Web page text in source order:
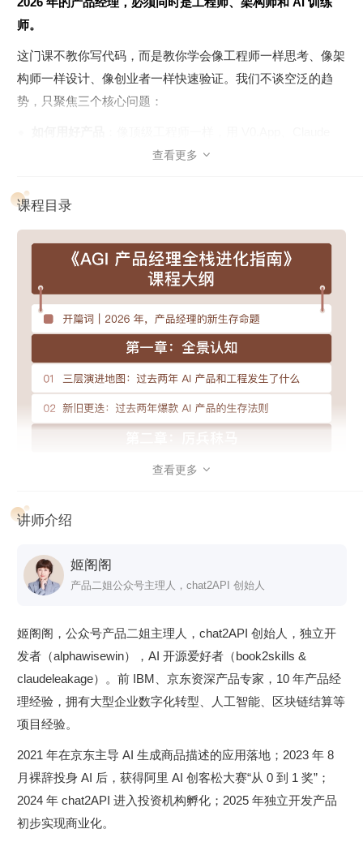
师。
这门课不教你写代码，而是教你学会像工程师一样思考、像架
构师一样设计、像创业者一样快速验证。我们不谈空泛的趋
势，只聚焦三个核心问题：
Code 等工具，把脑海中的想法变成可演示、可部署的
如何构建真正的 AI Agent 产品
Agent Loop、分层记忆、多 Agent 协同是如何运作的？我
们将从中提炼底层设计模式，并迁移到自己的产品中。
产品商业化
：在 AI SEO（GEO）成为主流的时代，让你的
产品被看见、卖出去。
为什么现在学？
过去两年，我们见证了太多爆款 AI 产品的“生死轮回”。有的
靠营销昙花一现，有的因为工程底座不稳而崩塌，更多的是在
多 Agent 协同的浪潮中被淘汰。
查看更多 
课程目录
查看更多 
讲师介绍
姬阁阁
产品二姐公众号主理人，chat2API 创始人
姬阁阁，公众号产品二姐主理人，chat2API 创始人，独立开
发者（alphawisewin），AI 开源爱好者（book2skills &
claudeleakage）。前 IBM、京东资深产品专家，10 年产品经
理经验，拥有大型企业数字化转型、人工智能、区块链结算等
项目经验。
2021 年在京东主导 AI 生成商品描述的应用落地；2023 年 8
月裸辞投身 AI 后，获得阿里 AI 创客松大赛“从 0 到 1 奖”；
2024 年 chat2API 进入投资机构孵化；2025 年独立开发产品
初步实现商业化。